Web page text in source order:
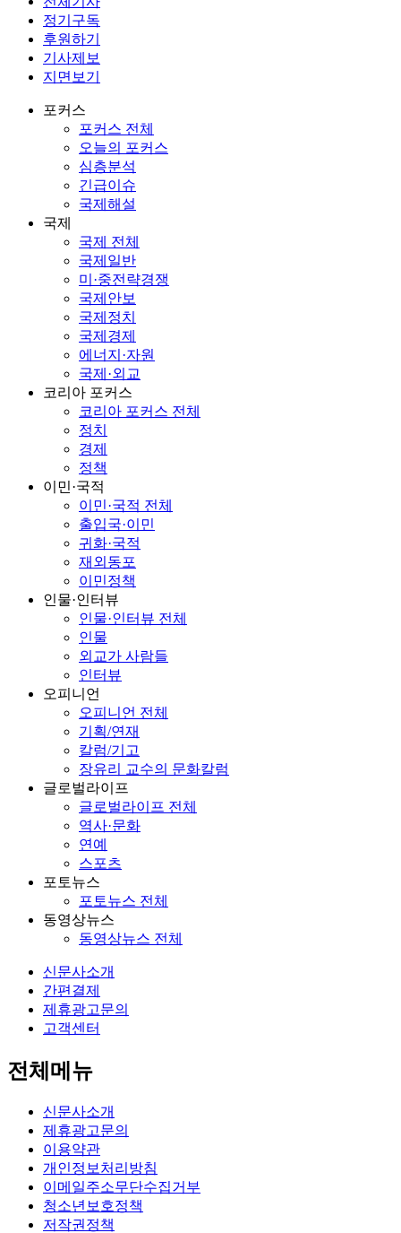
정기구독
후원하기
기사제보
지면보기
포커스
포커스 전체
오늘의 포커스
심층분석
긴급이슈
국제해설
국제
국제 전체
국제일반
미·중전략경쟁
국제안보
국제정치
국제경제
에너지·자원
국제·외교
코리아 포커스
코리아 포커스 전체
정치
경제
정책
이민·국적
이민·국적 전체
출입국·이민
귀화·국적
재외동포
이민정책
인물·인터뷰
인물·인터뷰 전체
인물
외교가 사람들
인터뷰
오피니언
오피니언 전체
기획/연재
칼럼/기고
장유리 교수의 문화칼럼
글로벌라이프
글로벌라이프 전체
역사·문화
연예
스포츠
포토뉴스
포토뉴스 전체
동영상뉴스
동영상뉴스 전체
신문사소개
간편결제
제휴광고문의
고객센터
전체메뉴
신문사소개
제휴광고문의
이용약관
개인정보처리방침
이메일주소무단수집거부
청소년보호정책
저작권정책